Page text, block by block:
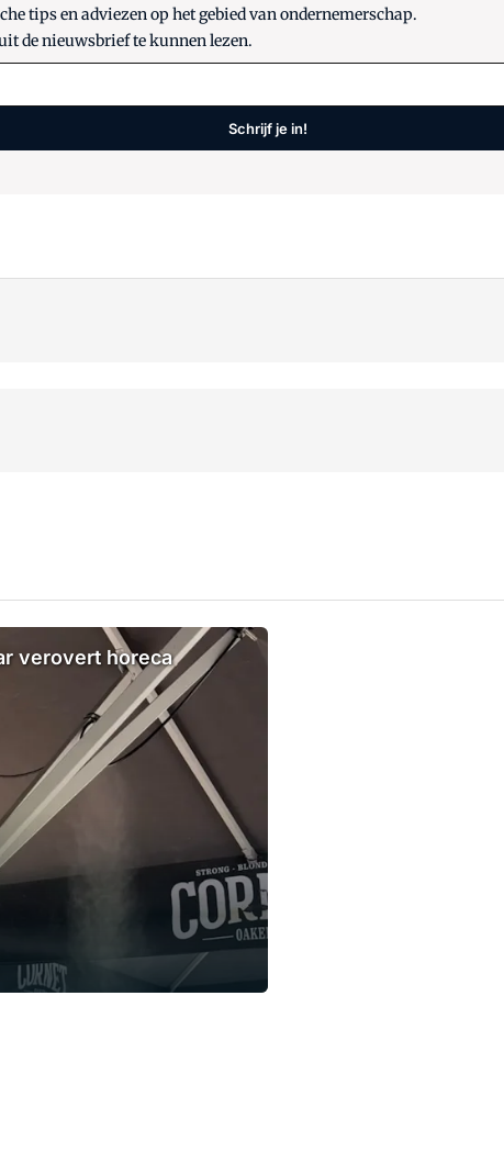
tips en adviezen op het gebied van ondernemerschap.
de nieuwsbrief te kunnen lezen.
Schrijf je in!
verovert horeca